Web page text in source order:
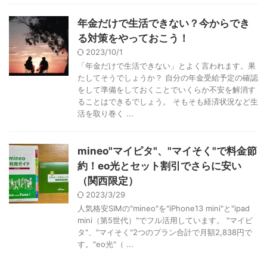
年金だけで生活できない？今からでき
る対策をやっておこう！
2023/10/1
「年金だけで生活できない」とよく言われます。果
たしてそうでしょうか？ 自分の年金受給予定の確認
をして準備をしておくことでいくらか不安を解消す
ることはできるでしょう。 そもそも経済状況など生
活を取り巻く ...
mineo"マイピタ"、"マイそく"で料金節
約！eo光とセット割引でさらに安い
（関西限定）
2023/3/29
人気格安SIMの"mineo"を"iPhone13 mini"と"ipad
mini（第5世代）"でフル活用しています。 "マイピ
タ"、"マイそく"2つのプラン合計で月額2,838円で
す。"eo光"（ ...